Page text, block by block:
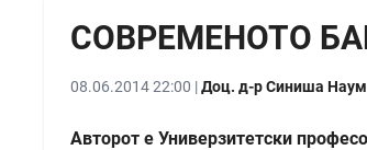
СОВРЕМЕНОТО
08.06.2014 22:00 |Доц. д-р Синиша
Авторот е Универзитетски